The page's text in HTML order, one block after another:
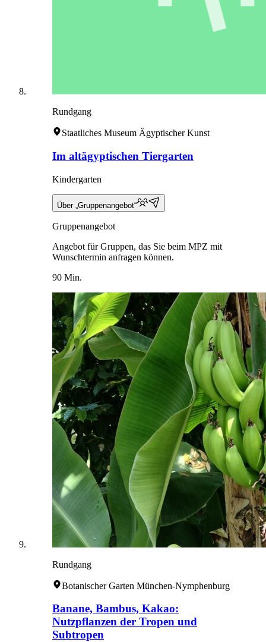
Rundgang
Staatliches Museum Ägyptischer Kunst
Im altägyptischen Tiergarten
Kindergarten
Über „Gruppenangebot“
Gruppenangebot
Angebot für Gruppen, das Sie beim MPZ mit
Wunschtermin anfragen können.
90 Min.
Rundgang
Botanischer Garten München-Nymphenburg
Banane, Bambus, Kakao:
Nutzpflanzen der Tropen und
Subtropen